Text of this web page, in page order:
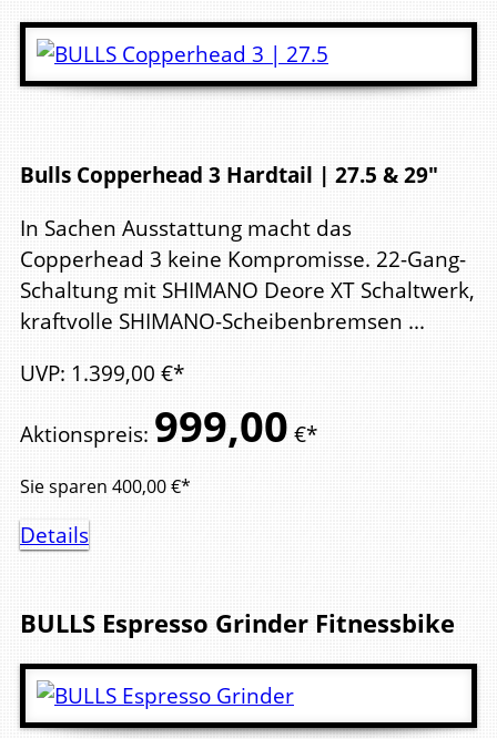
Bulls Copperhead 3 Hardtail | 27.5 & 29"
In Sachen Ausstattung macht das
Copperhead 3 keine Kompromisse. 22-Gang-
Schaltung mit SHIMANO Deore XT Schaltwerk,
kraftvolle SHIMANO-Scheibenbremsen ...
UVP: 1.399,00 €*
Aktionspreis: 999,00 €*
Sie sparen 400,00€*
Details
BULLS Espresso Grinder Fitnessbike